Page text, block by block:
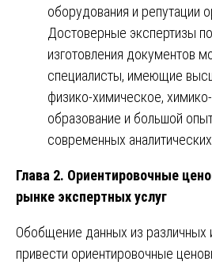
оборудования и репутации
Достоверные экспертизы
изготовления документов
специалисты, имеющие
физико-химическое,
образование и большой
современных
Глава 2. Ориентировочные
рынке экспертных услуг
Обобщение данных из различных
привести ориентировочные